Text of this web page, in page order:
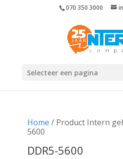
070 350 3000
Selecteer een pagina
Home / Product Intern
5600
DDR5-5600